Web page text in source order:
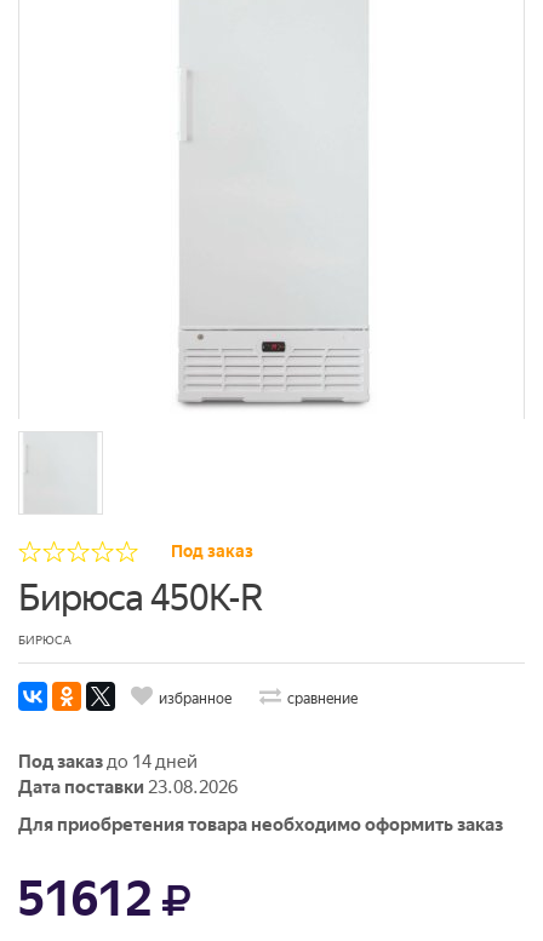
Под заказ
Бирюса 450K-R
БИРЮСА
избранное сравнение
Под заказдо 14 дней
Дата поставки 23.08.2026
Для приобретения товара необходимо оформить заказ
51612